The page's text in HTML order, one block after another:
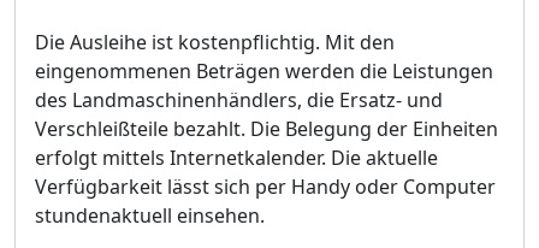
Die Ausleihe ist kostenpflichtig. Mit den
eingenommenen Beträgen werden die Leistungen
des Landmaschinenhändlers, die Ersatz- und
Verschleißteile bezahlt. Die Belegung der Einheiten
erfolgt mittels Internetkalender. Die aktuelle
Verfügbarkeit lässt sich per Handy oder Computer
stundenaktuell einsehen.